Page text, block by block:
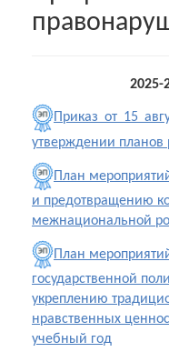
2025-
Приказ от 15
утверждении
План
и предотвращению
межнациональной
План
государственной
укреплению
нравственных
учебный год